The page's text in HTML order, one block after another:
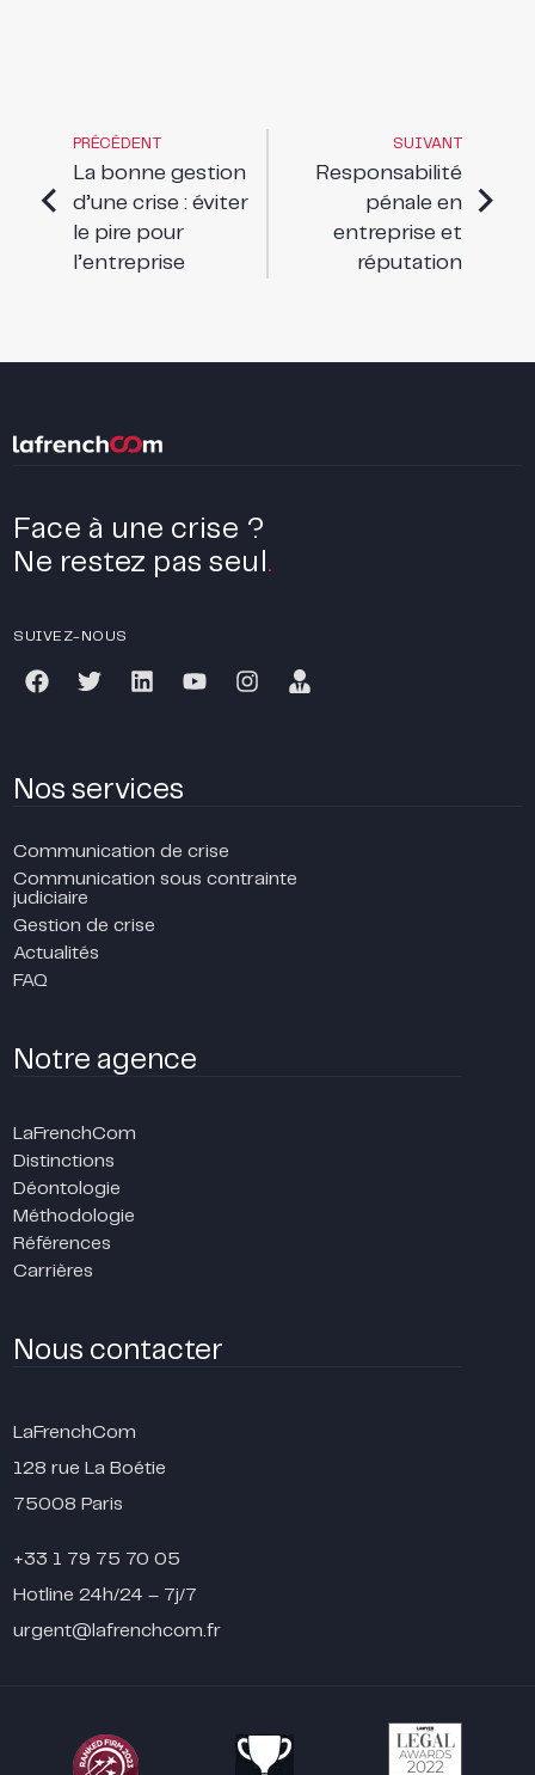
PRÉCÉDENT
La bonne gestion
d’une crise : éviter
le pire pour
l’entreprise
SUIVANT
Responsabilité
pénale en
entreprise et
réputation
Face à une crise ?
Ne restez pas seul .
SUIVEZ-NOUS
Nos services
Communication de crise
Communication sous contrainte
judiciaire
Gestion de crise
Actualités
FAQ
Notre agence
LaFrenchCom
Distinctions
Déontologie
Méthodologie
Références
Carrières
Nous contacter
LaFrenchCom
128 rue La Boétie
75008 Paris
+33 1 79 75 70 05
Hotline 24h/24 – 7j/7
urgent@lafrenchcom.fr